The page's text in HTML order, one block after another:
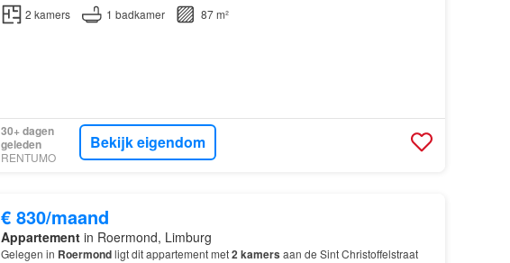
2 kamers 1 badkamer 87 m²
30+ dagen
geleden
RENTUMO
Bekijk eigendom
€ 830/maand
Appartementin Roermond, Limburg
Gelegen in Roermondligt dit appartement met2kamers aan de Sint Christoffelstraat